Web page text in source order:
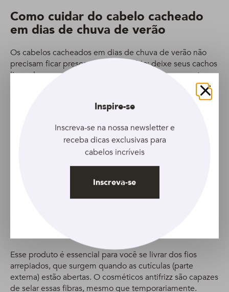
Como cuidar do cabelo cacheado
em dias de chuva de verão
Os cabelos cacheados em dias de chuva de verão não
precisam ficar presos – pelo contrário: deixe seus cachos
livres, leves e soltos. Mas como evitar o ressecamento e o
1. Seu novo acessório de bolsa: guarda-
casa sem um guarda-chuva na bolsa. Faça chuva ou faça
Esse produto é essencial para você se livrar dos fios
arrepiados, que surgem quando as cutículas (parte
externa) estão abertas. O cosméticos antifrizz são capazes
de selar essas fibras, mesmo que temporariamente.
Fechar
Inspire-se
Inscreva-se na nossa newsletter e
receba dicas exclusivas para
cabelos incríveis
Inscreva-se